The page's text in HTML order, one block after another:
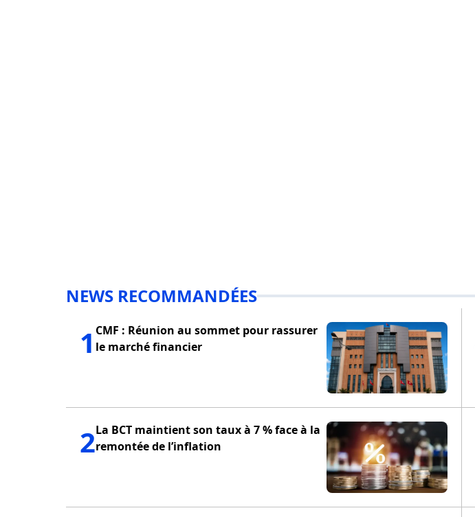
NEWS RECOMMANDÉES
1 CMF : Réunion au sommet pour rassurer
le marché financier
2La BCT maintient son taux à 7 % face à la
remontée de l’inflation